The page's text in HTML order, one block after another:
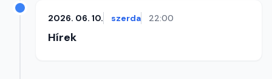
2026. 06. 10. szerda 22:00
Hírek